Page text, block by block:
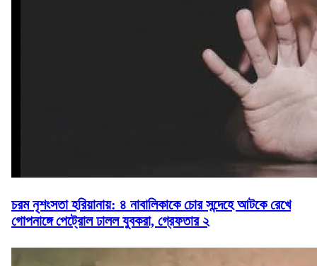
চরম নৃশংসতা হরিয়ানায়: ৪ নাবালিকাকে চোর সন্দেহে আটকে রেখে
গোপনাঙ্গে পেট্রোল ঢালল যুবকরা, গ্রেফতার ২